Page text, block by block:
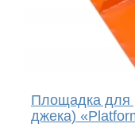
Площадка для
джека)